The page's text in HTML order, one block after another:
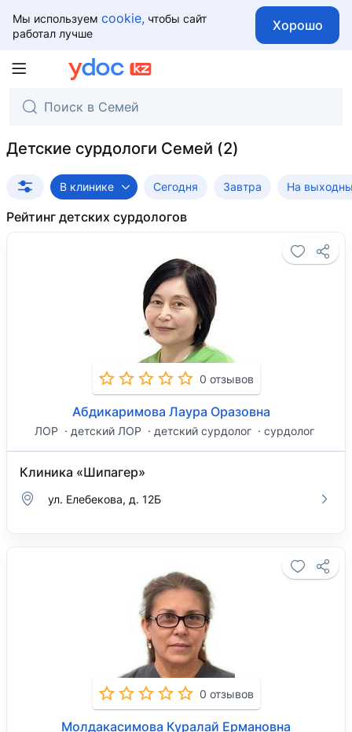
Мы используем cookie, чтобы сайт
работал лучше
Хорошо
Детские сурдологи Семей
В клинике Сегодня Завтра На
Рейтинг детских сурдологов
0 отзывов
Абдикаримова Лаура Оразовна⁣⁣⠀
ЛОР детский ЛОР детский сурдолог сурдолог
Клиника «Шипагер»
ул. Елебекова, д. 12Б
0 отзывов
Молдакасимова Куралай Ермановна